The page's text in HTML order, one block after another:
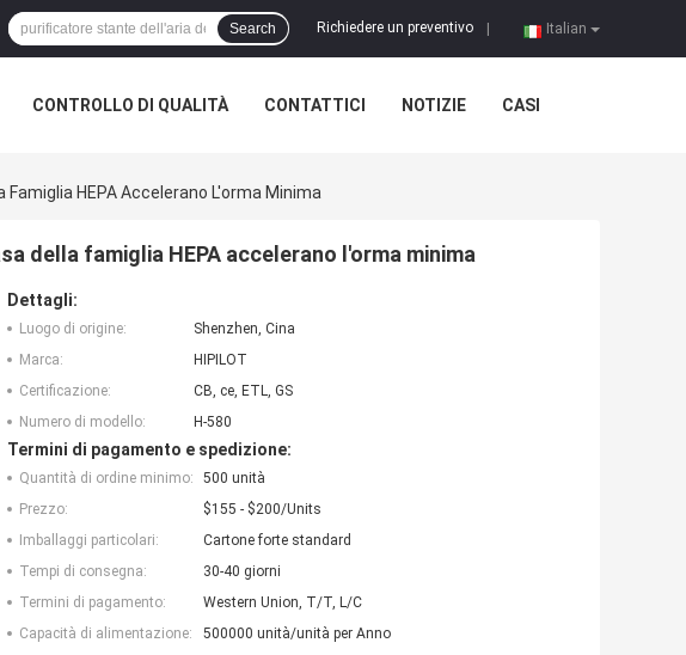
Italian
Richiedere un preventivo
Search
CONTROLLO DI QUALITÀ CONTATTICI NOTIZIE CASI
Famiglia HEPA Accelerano L'orma Minima
della famiglia HEPA accelerano l'orma minima
Dettagli:
Luogo di origine:
Shenzhen, Cina
Marca:
HIPILOT
Certificazione:
CB, ce, ETL, GS
Numero di modello:
H-580
Termini di pagamento e spedizione:
Quantità di ordine minimo:
500 unità
Prezzo:
$155 - $200/Units
Imballaggi particolari:
Cartone forte standard
Tempi di consegna:
30-40 giorni
Termini di pagamento:
Western Union, T/T, L/C
Capacità di alimentazione:
500000 unità/unità per Anno